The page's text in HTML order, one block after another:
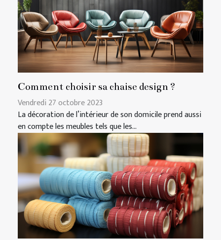
Comment choisir sa chaise design ?
Vendredi 27 octobre 2023
La décoration de l’intérieur de son domicile prend aussi
en compte les meubles tels que les...